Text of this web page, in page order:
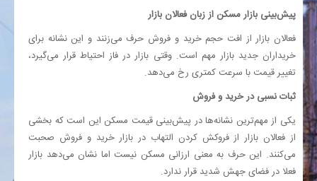
پیش‌بینی بازار مسکن از زبان فعالان بازار
فعالان بازار از افت حجم خرید و فروش حرف می‌زنند و این نشانه برای
خریداران جدید بازار مهم است. وقتی بازار در فاز احتیاط قرار می‌گیرد،
تغییر قیمت با سرعت کمتری رخ می‌دهد.
ثبات نسبی در خرید و فروش
یکی از مهم‌ترین نشانه‌ها در پیش‌بینی قیمت مسکن این است که بخشی
از فعالان بازار از فروکش کردن التهاب در بازار خرید و فروش صحبت
می‌کنند. این حرف به معنی ارزانی مسکن نیست اما نشان می‌دهد بازار
فعلا در فضای جهش شدید قرار ندارد.